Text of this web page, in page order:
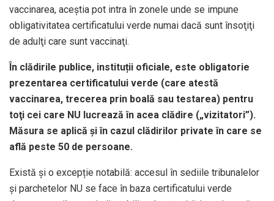
vaccinarea, aceştia pot intra în zonele unde se impune
obligativitatea certificatului verde numai dacă sunt însoţiţi
de adulţi care sunt vaccinaţi.
În clădirile publice, instituții oficiale, este obligatorie
prezentarea certificatului verde (care atestă
vaccinarea, trecerea prin boală sau testarea) pentru
toţi cei care NU lucrează în acea clădire („vizitatori”).
Măsura se aplică și în cazul clădirilor private în care se
află peste 50 de persoane.
Există și o excepție notabilă: accesul în sediile tribunalelor
și parchetelor NU se face în baza certificatului verde